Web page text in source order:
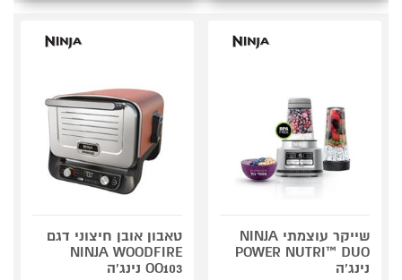
שייקר עוצמתי NINJA
POWER NUTRI™ DUO
נינג'ה
טאבון אובן חיצוני דגם
NINJA WOODFIRE
OO103 נינג'ה